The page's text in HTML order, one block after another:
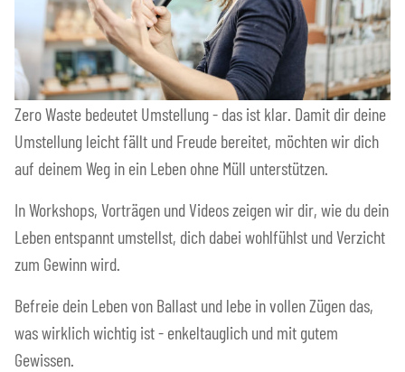
Zero Waste bedeutet Umstellung - das ist klar. Damit dir deine
Umstellung leicht fällt und Freude bereitet, möchten wir dich
auf deinem Weg in ein Leben ohne Müll unterstützen.
In Workshops, Vorträgen und Videos zeigen wir dir, wie du dein
Leben entspannt umstellst, dich dabei wohlfühlst und Verzicht
zum Gewinn wird.
Befreie dein Leben von Ballast und lebe in vollen Zügen das,
was wirklich wichtig ist - enkeltauglich und mit gutem
Gewissen.